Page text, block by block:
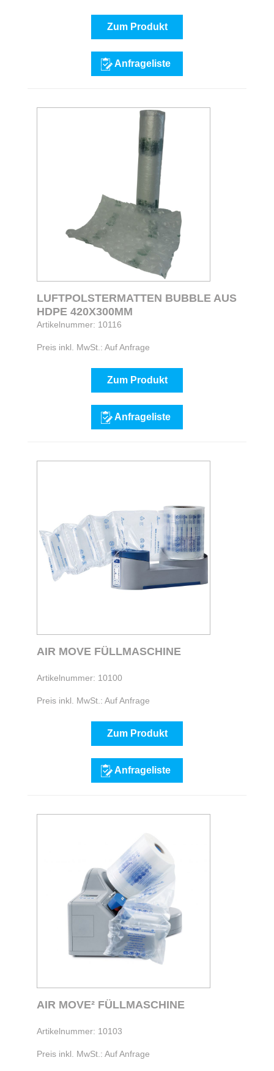
Zum Produkt
Anfrageliste
LUFTPOLSTERMATTEN BUBBLE AUS
HDPE 420X300MM
Artikelnummer: 10116
Preis inkl. MwSt.: Auf Anfrage
Zum Produkt
Anfrageliste
AIR MOVE FÜLLMASCHINE
Artikelnummer: 10100
Preis inkl. MwSt.: Auf Anfrage
Zum Produkt
Anfrageliste
AIR MOVE² FÜLLMASCHINE
Artikelnummer: 10103
Preis inkl. MwSt.: Auf Anfrage